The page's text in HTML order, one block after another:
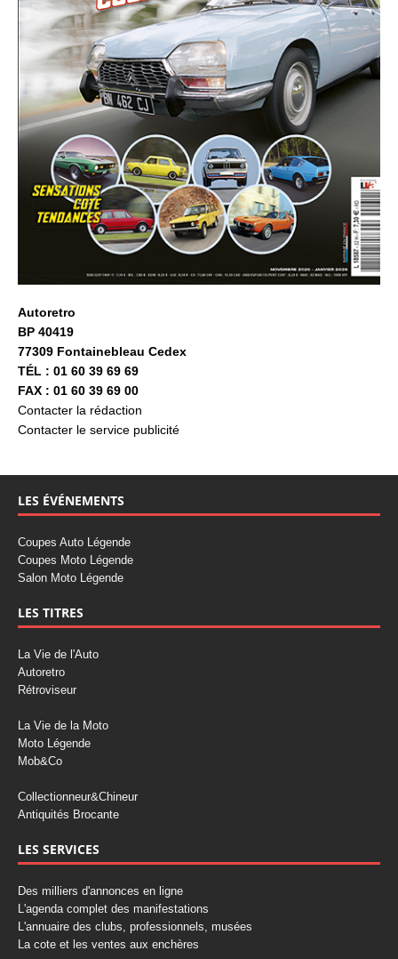
Autoretro
BP 40419
77309 Fontainebleau Cedex
TÉL : 01 60 39 69 69
FAX : 01 60 39 69 00
Contacter la rédaction
Contacter le service publicité
LES ÉVÉNEMENTS
Coupes Auto Légende
Coupes Moto Légende
Salon Moto Légende
LES TITRES
La Vie de l'Auto
Autoretro
Rétroviseur
La Vie de la Moto
Moto Légende
Mob&Co
Collectionneur&Chineur
Antiquités Brocante
LES SERVICES
Des milliers d'annonces en ligne
L'agenda complet des manifestations
L'annuaire des clubs, professionnels, musées
La cote et les ventes aux enchères